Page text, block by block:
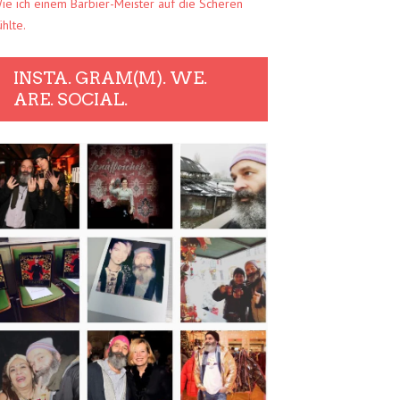
ich einem Barbier-Meister auf die Scheren
INSTA. GRAM(M). WE.
ARE. SOCIAL.